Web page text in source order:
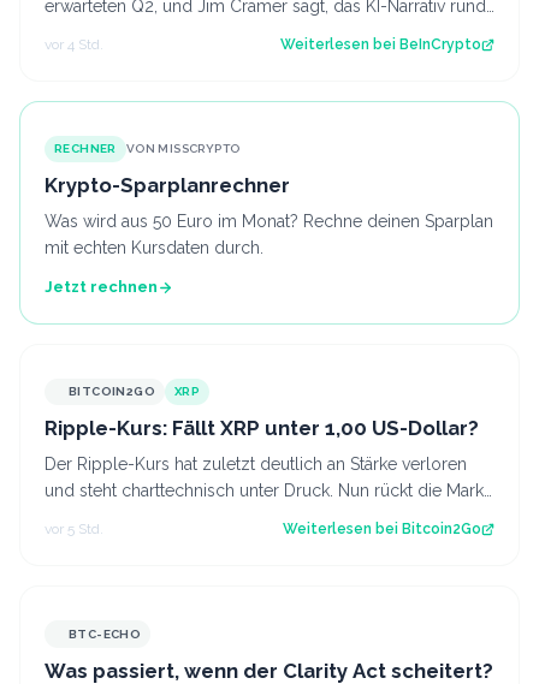
erwarteten Q2, und Jim Cramer sagt, das KI-Narrativ rund
vor 4 Std. Weiterlesen bei BeInCrypto
RECHNER VON MISSCRYPTO
Krypto-Sparplanrechner
Was wird aus 50 Euro im Monat? Rechne deinen Sparplan
mit echten Kursdaten durch.
Jetzt rechnen
BITCOIN2GO XRP
Ripple-Kurs: Fällt XRP unter 1,00 US-Dollar?
Der Ripple-Kurs hat zuletzt deutlich an Stärke verloren
und steht charttechnisch unter Druck. Nun rückt die Marke
vor 5 Std. Weiterlesen bei Bitcoin2Go
BTC-ECHO
Was passiert, wenn der Clarity Act scheitert?